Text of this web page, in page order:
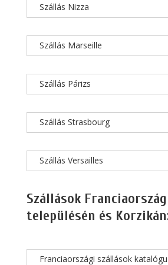
Szállás Nizza
Szállás Marseille
Szállás Párizs
Szállás Strasbourg
Szállás Versailles
Szállások
településén és
Franciaországi szállások